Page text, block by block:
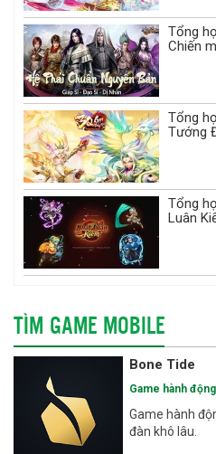
Tổng
Chiến
Tổng
Tướng
Tổng
Luân
TÌM GAME MOBILE
Bone Tide
Game hành động
Game hành
đàn khô lâu.